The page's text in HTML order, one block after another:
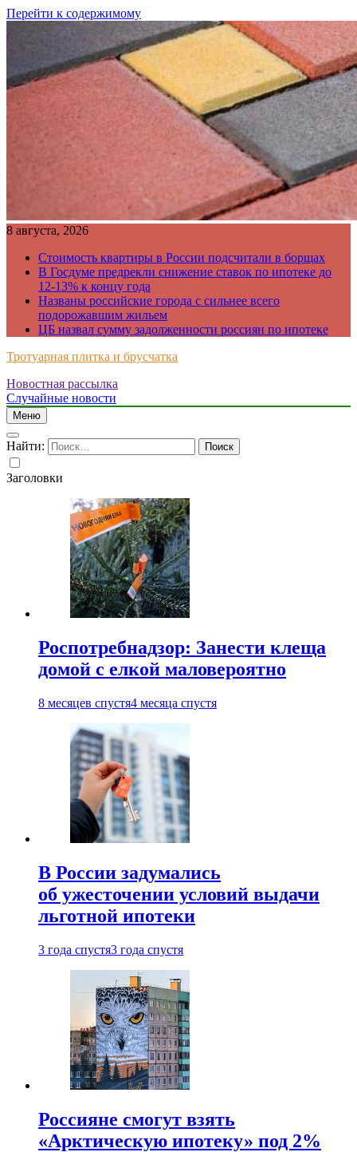
Перейти к содержимому
8 августа, 2026
Стоимость квартиры в России подсчитали в борщах
В Госдуме предрекли снижение ставок по ипотеке до
12-13% к концу года
Названы российские города с сильнее всего
подорожавшим жильем
ЦБ назвал сумму задолженности россиян по ипотеке
Тротуарная плитка и брусчатка
Just another WordPress site
Новостная рассылка
Случайные новости
Меню
Найти:
Заголовки
Роспотребнадзор: Занести клеща
домой с елкой маловероятно
8 месяцев спустя4 месяца спустя
В России задумались
об ужесточении условий выдачи
льготной ипотеки
3 года спустя3 года спустя
Россияне смогут взять
«Арктическую ипотеку» под 2%